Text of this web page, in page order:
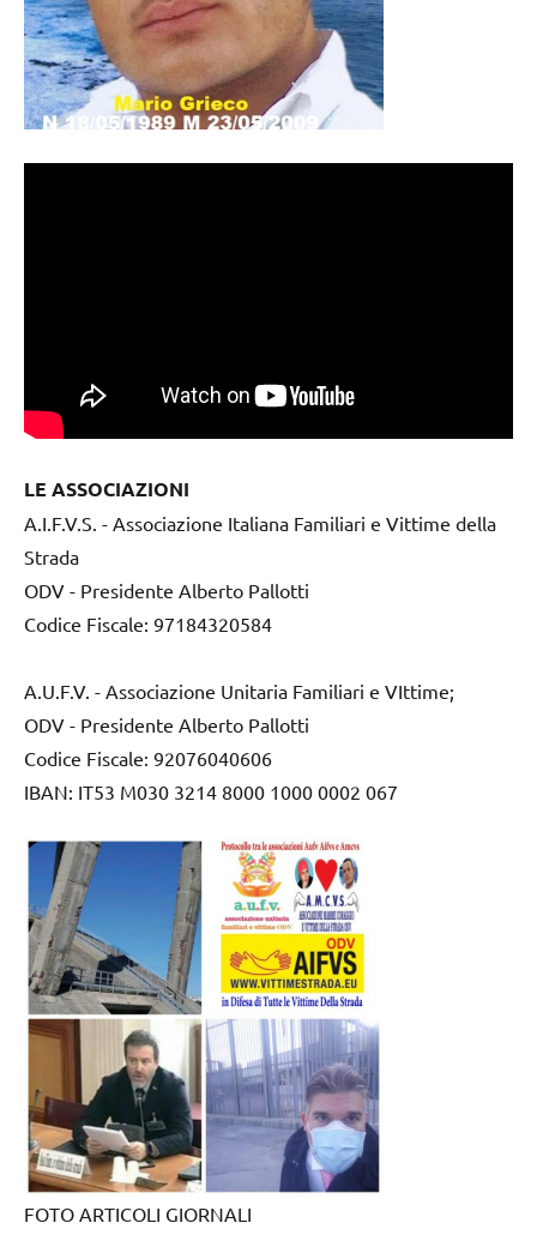
LE ASSOCIAZIONI
A.I.F.V.S. - Associazione Italiana Familiari e Vittime della
Strada
ODV - Presidente Alberto Pallotti
Codice Fiscale: 97184320584
A.U.F.V. - Associazione Unitaria Familiari e VIttime;
ODV - Presidente Alberto Pallotti
Codice Fiscale: 92076040606
IBAN: IT53 M030 3214 8000 1000 0002 067
FOTO ARTICOLI GIORNALI